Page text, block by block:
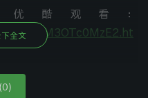
酷观看：
：回归首期漫谈颁奖季
全文
0)